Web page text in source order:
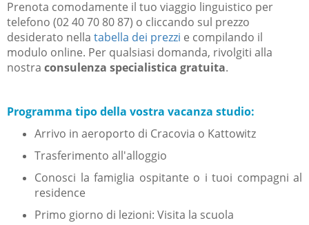
Prenota comodamente il tuo viaggio linguistico per
telefono (02 40 70 80 87) o cliccando sul prezzo
desiderato nella tabella dei prezzi e compilando il
modulo online. Per qualsiasi domanda, rivolgiti alla
nostra consulenza specialistica gratuita.
Programma tipo della vostra vacanza studio:
Arrivo in aeroporto di Cracovia o Kattowitz
Trasferimento all'alloggio
Conosci la famiglia ospitante o i tuoi compagni al
residence
Primo giorno di lezioni: Visita la scuola